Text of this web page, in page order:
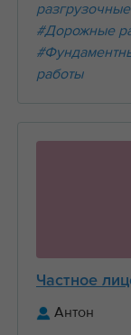
#Дорожные
работы
Частное
Антон